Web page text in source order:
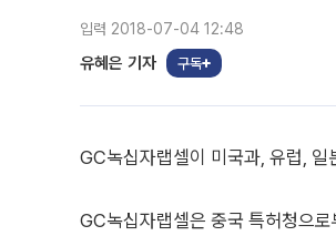
입력 2018-07-04 12:48
유혜은 기자 구독
GC녹십자랩셀이 미국과, 유럽,
GC녹십자랩셀은 중국 특허청으